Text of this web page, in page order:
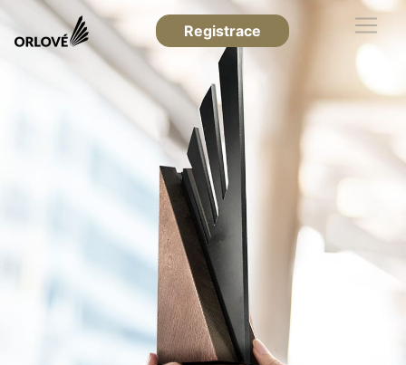
Registrace